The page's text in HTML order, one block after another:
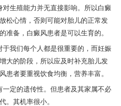
生殖能力并无直接影响。所以白癜
松心情，否则可能对胎儿的正常发
准备，白癜风患者是可以生育的。
我们每个人都是很重要的，而妊娠
大的阶段，所以应及时补充胎儿发
患者要重视饮食均衡，营养丰富。
定的遗传性。但患者及其家属不必
。其机率很小。